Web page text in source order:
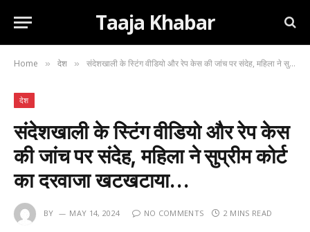
Taaja Khabar
Home » देश » संदेशखाली के स्टिंग वीडियो और रेप केस की जांच पर संदेह, महिला ने सुप्रीम कोर्ट का दरवाजा खटखटाया…
देश
संदेशखाली के स्टिंग वीडियो और रेप केस
की जांच पर संदेह, महिला ने सुप्रीम कोर्ट
का दरवाजा खटखटाया…
BY MAY 14, 2024 NO COMMENTS 2 MINS READ